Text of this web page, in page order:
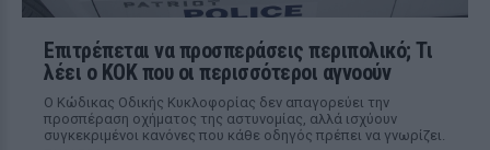
Επιτρέπεται να προσπεράσεις περιπολικό; Τι
λέει ο ΚΟΚ που οι περισσότεροι αγνοούν
Ο Κώδικας Οδικής Κυκλοφορίας δεν απαγορεύει την
προσπέραση οχήματος της αστυνομίας, αλλά ισχύουν
συγκεκριμένοι κανόνες που κάθε οδηγός πρέπει να γνωρίζει.